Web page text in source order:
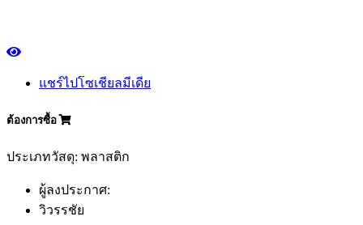
แชร์ไปโซเชียลมีเดีย
ต้องการซื้อ
ประเภทวัสดุ: พลาสติก
ผู้ลงประกาศ:
วิวรรชัย